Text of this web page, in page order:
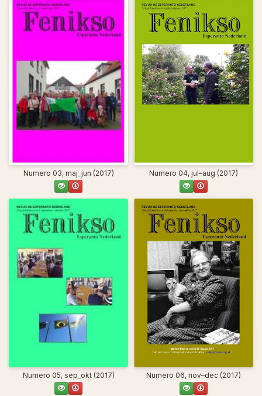
Numero 03, maj_jun (2017) Numero 04, jul–aug (2017)
Numero 05, sep_okt (2017) Numero 06, nov–dec (2017)